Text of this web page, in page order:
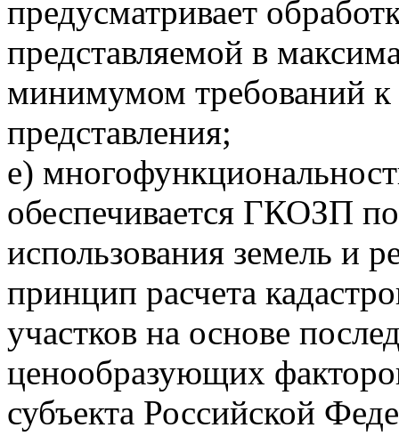
предусматривает
представляемой в
минимумом требований
представления;
е)
обеспечивается ГКОЗП
использования земель и
принцип расчета
участков на основе
ценообразующих
субъекта Российской